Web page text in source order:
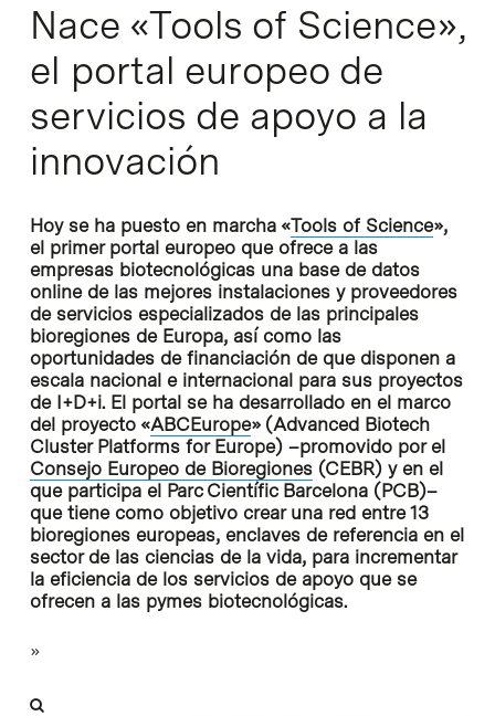
Nace «Tools of Science»,
el portal europeo de
servicios de apoyo a la
innovación
Hoy se ha puesto en marcha «Tools of Science»,
el primer portal europeo que ofrece a las
empresas biotecnológicas una base de datos
online de las mejores instalaciones y proveedores
de servicios especializados de las principales
bioregiones de Europa, así como las
oportunidades de financiación de que disponen a
escala nacional e internacional para sus proyectos
de I+D+i. El portal se ha desarrollado en el marco
del proyecto «ABCEurope» (Advanced Biotech
Cluster Platforms for Europe) –promovido por el
Consejo Europeo de Bioregiones(CEBR) y en el
que participa el Parc Científic Barcelona (PCB)–
que tiene como objetivo crear una red entre 13
bioregiones europeas, enclaves de referencia en el
sector de las ciencias de la vida, para incrementar
la eficiencia de los servicios de apoyo que se
ofrecen a las pymes biotecnológicas.
»